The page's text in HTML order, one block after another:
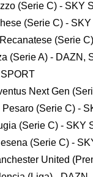
(Serie C) - SKY
(Serie C) -
(Serie
(Serie A) - DAZN,
Next Gen
(Serie C) -
(Serie C) - SKY
(Serie C) -
United